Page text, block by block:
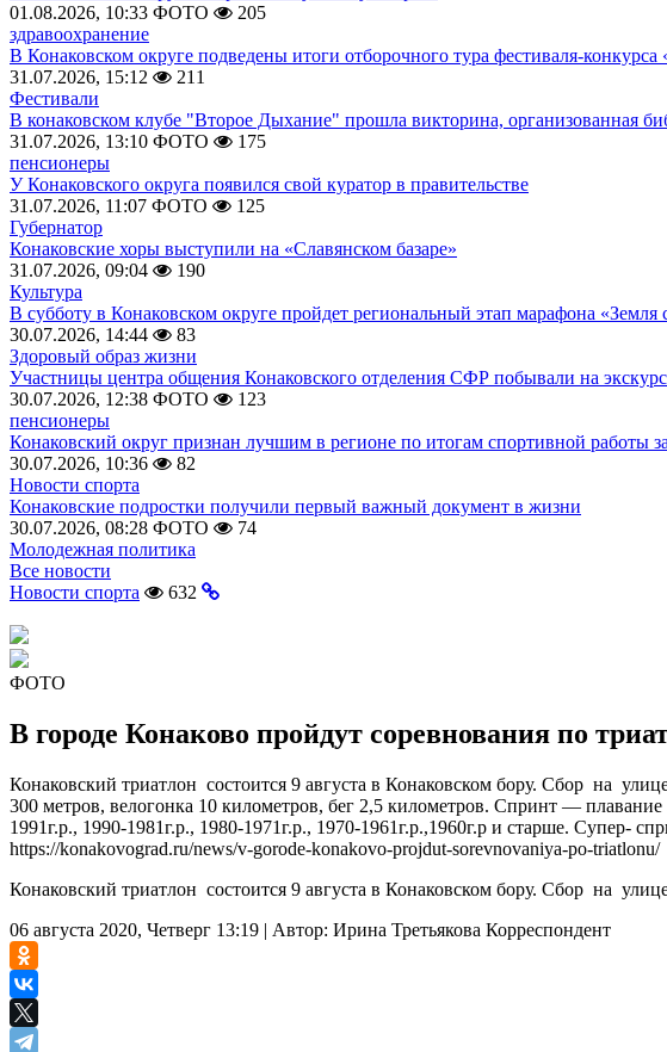
01.08.2026, 10:33 ФОТО
205
здравоохранение
В Конаковском округе подведены итоги отборочного тура фестиваля-конкурса
31.07.2026, 15:12
211
Фестивали
В конаковском клубе "Второе Дыхание" прошла викторина, организованная
31.07.2026, 13:10 ФОТО
175
пенсионеры
У Конаковского округа появился свой куратор в правительстве
31.07.2026, 11:07 ФОТО
125
Губернатор
Конаковские хоры выступили на «Славянском базаре»
31.07.2026, 09:04
190
Культура
В субботу в Конаковском округе пройдет региональный этап марафона «Земля
30.07.2026, 14:44
83
Здоровый образ жизни
Участницы центра общения Конаковского отделения СФР побывали на
30.07.2026, 12:38 ФОТО
123
пенсионеры
Конаковский округ признан лучшим в регионе по итогам спортивной работы
30.07.2026, 10:36
82
Новости спорта
Конаковские подростки получили первый важный документ в жизни
30.07.2026, 08:28 ФОТО
74
Молодежная политика
Все новости
Новости спорта
632
ФОТО
В городе Конаково пройдут соревнования по
Конаковский триатлон состоится 9 августа в Конаковском бору. Сбор на
300 метров, велогонка 10 километров, бег 2,5 километров. Спринт —
1991г.р., 1990-1981г.р., 1980-1971г.р., 1970-1961г.р.,1960г.р и старше. Супер-
https://konakovograd.ru/news/v-gorode-konakovo-projdut-sorevnovaniya-po-triatlonu/
Конаковский триатлон состоится 9 августа в Конаковском бору. Сбор на
06 августа 2020, Четверг 13:19 | Автор: Ирина Третьякова Корреспондент